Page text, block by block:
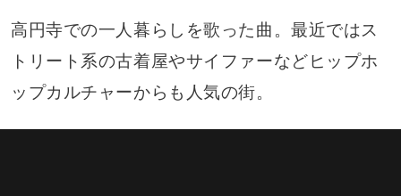
高円寺での一人暮らしを歌った曲。最近ではス
トリート系の古着屋やサイファーなどヒップホ
ップカルチャーからも人気の街。